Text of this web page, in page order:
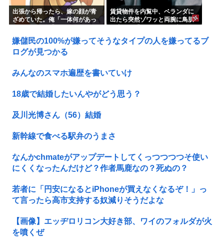
出張から帰ったら、嫁の顔が青
ざめていた。俺「一体何があっ
に話を聞くと…
賃貸物件を内覧中、ベランダに
出たら突然ゾワッと両腕に鳥肌
だ」と思った瞬間、体が前にド
ンッと突き飛ばされて…
嫌儲民の100%が嫌ってそうなタイプの人を嫌ってるブ
ログが見つかる
みんなのスマホ遍歴を書いていけ
18歳で結婚したいんやがどう思う？
及川光博さん（56）結婚
新幹線で食べる駅弁のうまさ
なんかchmateがアップデートしてくっつつつつそ使い
にくくなったんだけど？作者馬鹿なの？死ぬの？
若者に「円安になるとiPhoneが買えなくなるぞ！」っ
て言ったら高市支持する奴減りそうだよな
【画像】エッヂロリコン大好き部、ワイのフォルダが火
を噴くぜ